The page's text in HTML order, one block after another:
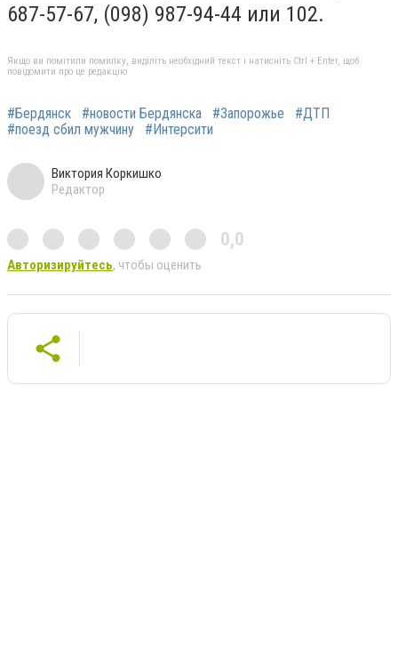
687-57-67, (098) 987-94-44 или 102.
Якщо ви помітили помилку, виділіть необхідний текст і натисніть Ctrl + Enter, щоб
повідомити про це редакцію
#Бердянск #новости Бердянска #Запорожье
#ДТП
#поезд сбил мужчину
#Интерсити
Виктория Коркишко
Редактор
0,0
Авторизируйтесь, чтобы оценить